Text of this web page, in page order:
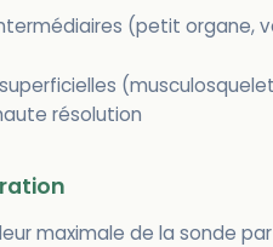
(petit organe,
résolution
maximale de la sonde